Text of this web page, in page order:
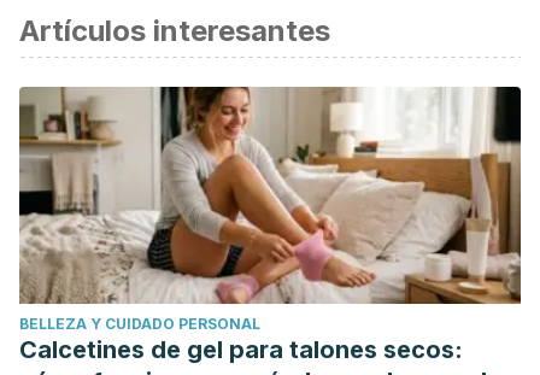
Artículos interesantes
BELLEZA Y CUIDADO PERSONAL
Calcetines de gel para talones secos: